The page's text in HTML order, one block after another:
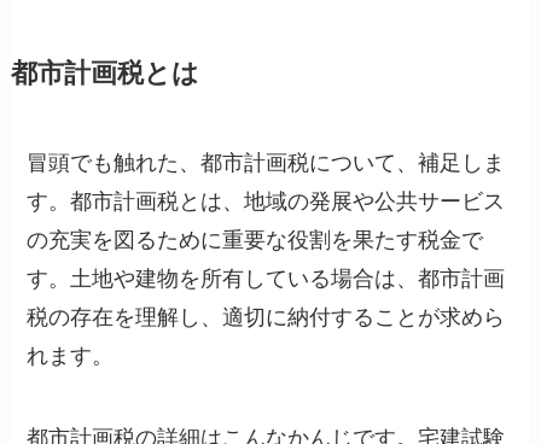
都市計画税とは
冒頭でも触れた、都市計画税について、補足しま
す。都市計画税とは、地域の発展や公共サービス
の充実を図るために重要な役割を果たす税金で
す。土地や建物を所有している場合は、都市計画
税の存在を理解し、適切に納付することが求めら
れます。
都市計画税の詳細はこんなかんじです。宅建試験